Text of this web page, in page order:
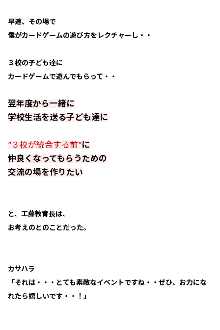
早速、その場で
僕がカードゲームの遊び方をレクチャーし・・
３校の子ども達に
カードゲームで遊んでもらって・・
翌年度から一緒に
学校生活を送る子ども達に
”３校が統合する前”に
仲良くなってもらうための
交流の場を作りたい
と、工藤教育長は、
お考えのとのことだった。
カサハラ
「それは・・・とても素敵なイベントですね・・ぜひ、お力にな
れたら嬉しいです・・！」